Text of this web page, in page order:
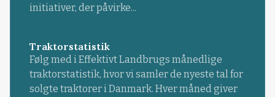
initiativer, der påvirke...
Traktorstatistik
Følg med i Effektivt Landbrugs månedlige
traktorstatistik, hvor vi samler de nyeste tal for
solgte traktorer i Danmark. Hver måned giver